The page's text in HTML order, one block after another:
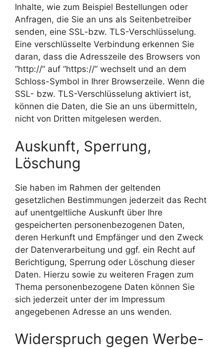
Inhalte, wie zum Beispiel Bestellungen oder
Anfragen, die Sie an uns als Seitenbetreiber
senden, eine SSL-bzw. TLS-Verschlüsselung.
Eine verschlüsselte Verbindung erkennen Sie
daran, dass die Adresszeile des Browsers von
“http://” auf “https://” wechselt und an dem
Schloss-Symbol in Ihrer Browserzeile. Wenn die
SSL- bzw. TLS-Verschlüsselung aktiviert ist,
können die Daten, die Sie an uns übermitteln,
nicht von Dritten mitgelesen werden.
Auskunft, Sperrung,
Löschung
Sie haben im Rahmen der geltenden
gesetzlichen Bestimmungen jederzeit das Recht
auf unentgeltliche Auskunft über Ihre
gespeicherten personenbezogenen Daten,
deren Herkunft und Empfänger und den Zweck
der Datenverarbeitung und ggf. ein Recht auf
Berichtigung, Sperrung oder Löschung dieser
Daten. Hierzu sowie zu weiteren Fragen zum
Thema personenbezogene Daten können Sie
sich jederzeit unter der im Impressum
angegebenen Adresse an uns wenden.
Widerspruch gegen Werbe-